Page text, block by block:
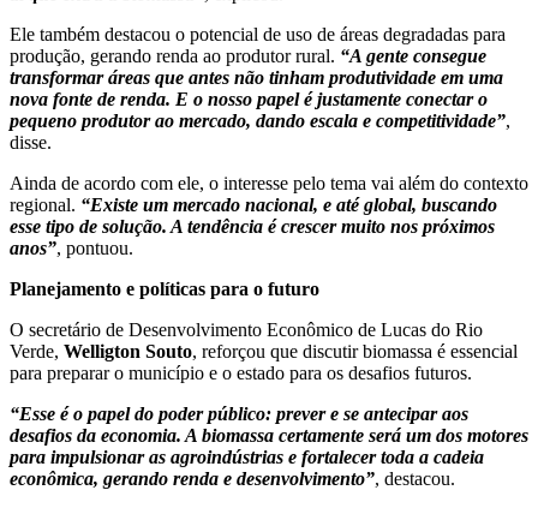
Ele também destacou o potencial de uso de áreas degradadas para
produção, gerando renda ao produtor rural. “A gente consegue
transformar áreas que antes não tinham produtividade em uma
nova fonte de renda. E o nosso papel é justamente conectar o
pequeno produtor ao mercado, dando escala e competitividade”,
disse.
Ainda de acordo com ele, o interesse pelo tema vai além do contexto
regional. “Existe um mercado nacional, e até global, buscando
esse tipo de solução. A tendência é crescer muito nos próximos
anos”, pontuou.
Planejamento e políticas para o futuro
O secretário de Desenvolvimento Econômico de Lucas do Rio
Verde, Welligton Souto, reforçou que discutir biomassa é essencial
para preparar o município e o estado para os desafios futuros.
“Esse é o papel do poder público: prever e se antecipar aos
desafios da economia. A biomassa certamente será um dos motores
para impulsionar as agroindústrias e fortalecer toda a cadeia
econômica, gerando renda e desenvolvimento”, destacou.